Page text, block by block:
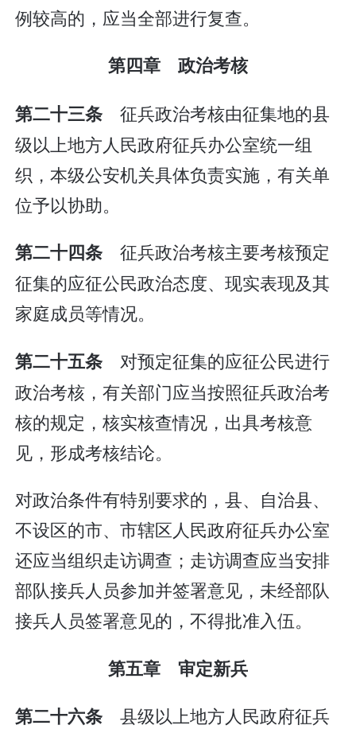
例较高的，应当全部进行复查。
第四章 政治考核
第二十三条 征兵政治考核由征集地的县
级以上地方人民政府征兵办公室统一组
织，本级公安机关具体负责实施，有关单
位予以协助。
第二十四条 征兵政治考核主要考核预定
征集的应征公民政治态度、现实表现及其
家庭成员等情况。
第二十五条 对预定征集的应征公民进行
政治考核，有关部门应当按照征兵政治考
核的规定，核实核查情况，出具考核意
见，形成考核结论。
对政治条件有特别要求的，县、自治县、
不设区的市、市辖区人民政府征兵办公室
还应当组织走访调查；走访调查应当安排
部队接兵人员参加并签署意见，未经部队
接兵人员签署意见的，不得批准入伍。
第五章 审定新兵
第二十六条 县级以上地方人民政府征兵